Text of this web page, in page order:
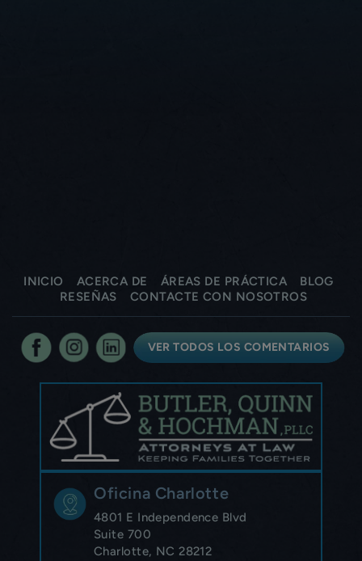
INICIO ACERCA DE ÁREAS DE PRÁCTICA
BLOG
RESEÑAS
CONTACTE CON NOSOTROS
VER TODOS LOS COMENTARIOS
Oficina Charlotte
4801 E Independence Blvd
Suite 700
Charlotte, NC 28212